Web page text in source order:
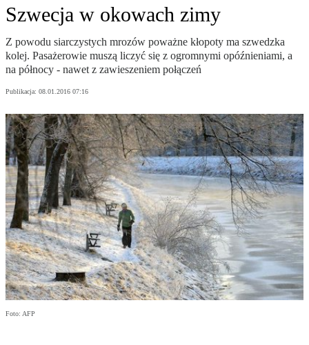
Szwecja w okowach zimy
Z powodu siarczystych mrozów poważne kłopoty ma szwedzka
kolej. Pasażerowie muszą liczyć się z ogromnymi opóźnieniami, a
na północy - nawet z zawieszeniem połączeń
Publikacja: 08.01.2016 07:16
Foto: AFP